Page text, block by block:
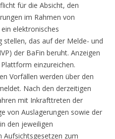
für die Absicht, den
im Rahmen von
elektronisches
stellen, das auf der Melde- und
der BaFin beruht. Anzeigen
einzureichen.
Vorfällen werden über den
Nach den derzeitigen
mit Inkrafttreten der
von Auslagerungen sowie der
den jeweiligen
Aufsichtsgesetzen zum